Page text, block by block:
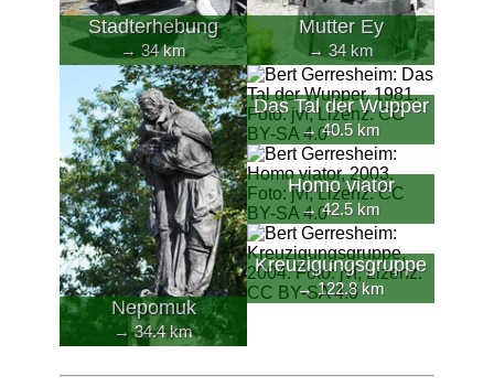
Stadterhebung
→ 34 km
Mutter Ey
→ 34 km
Nepomuk
→ 34.4 km
Das Tal der Wupper
→ 40.5 km
Homo viator
→ 42.5 km
Kreuzigungsgruppe
→ 122.8 km